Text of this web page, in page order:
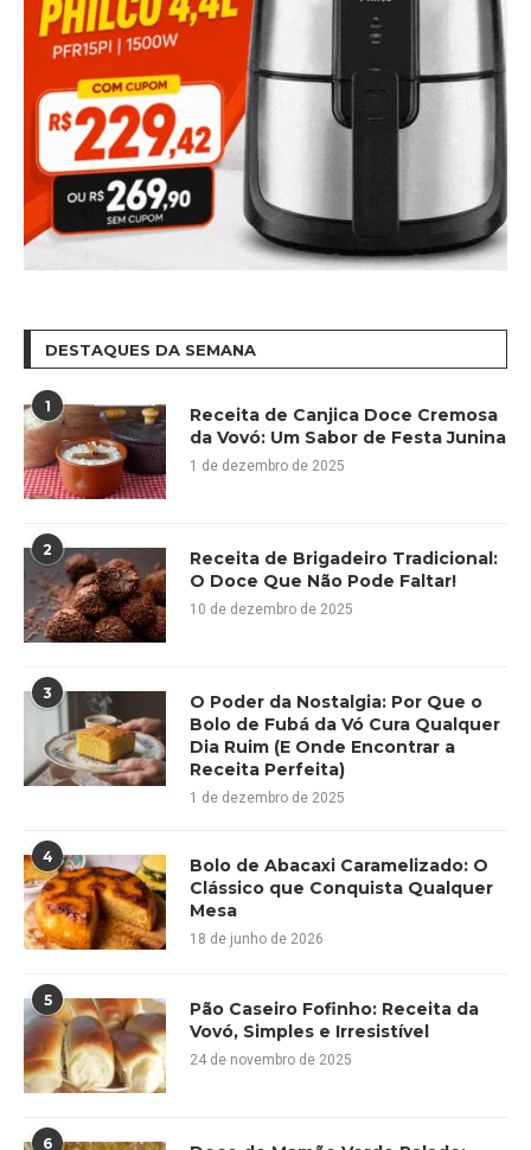
DESTAQUES DA SEMANA
1
Receita de Canjica Doce Cremosa
da Vovó: Um Sabor de Festa Junina
1 de dezembro de 2025
2
Receita de Brigadeiro Tradicional:
O Doce Que Não Pode Faltar!
10 de dezembro de 2025
3
O Poder da Nostalgia: Por Que o
Bolo de Fubá da Vó Cura Qualquer
Dia Ruim (E Onde Encontrar a
Receita Perfeita)
1 de dezembro de 2025
4
Bolo de Abacaxi Caramelizado: O
Clássico que Conquista Qualquer
Mesa
18 de junho de 2026
5
Pão Caseiro Fofinho: Receita da
Vovó, Simples e Irresistível
24 de novembro de 2025
6